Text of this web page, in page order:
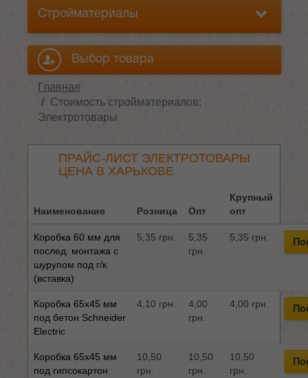
Стройматериалы
Выбор товара
Главная
Стоимость стройматериалов:
Электротовары
ПРАЙС-ЛИСТ ЭЛЕКТРОТОВАРЫ
ЦЕНА В ХАРЬКОВЕ
Наименование Розница Опт
Крупный
опт
Коробка 60 мм для
послед. монтажа с
шурупом под г/к
(вставка)
5,35 грн.
5,35
грн.
5,35 грн.
Коробка 65x45 мм
под бетон Schneider
Electric
4,10 грн.
4,00
грн.
4,00 грн.
Коробка 65x45 мм
под гипсокартон
10,50
грн.
10,50
грн.
10,50
грн.